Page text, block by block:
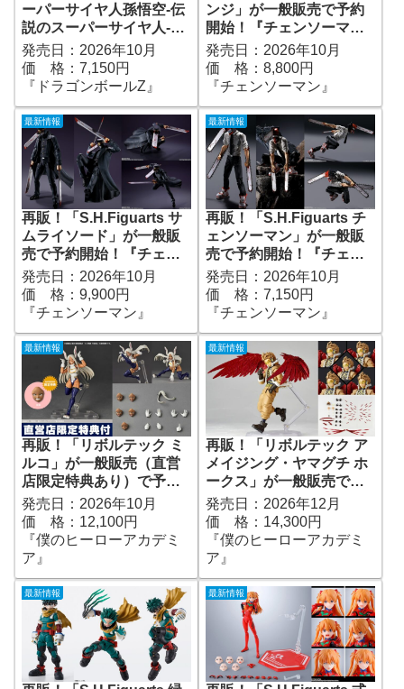
ーパーサイヤ人孫悟空-伝
説のスーパーサイヤ人-」
が一般販売で予約開始｜
定価7,150円、発売日
2026年3月予定『ドラゴ
発売日：2026年10月
価 格：7,150円
『ドラゴンボールZ』
ンジ」が一般販売で予約
開始！『チェンソーマ
ン』｜定価8,800円｜発売
日2026年10月予定
発売日：2026年10月
価 格：8,800円
『チェンソーマン』
最新情報
再販！「S.H.Figuarts サ
ムライソード」が一般販
売で予約開始！『チェン
ソーマン』｜定価9,900円
｜発売日2026年10月予定
発売日：2026年10月
価 格：9,900円
『チェンソーマン』
最新情報
再販！「S.H.Figuarts チ
ェンソーマン」が一般販
売で予約開始！『チェン
ソーマン』｜定価7,150円
｜発売日2026年10月予定
発売日：2026年10月
価 格：7,150円
『チェンソーマン』
最新情報
再販！「リボルテック ミ
ルコ」が一般販売（直営
店限定特典あり）で予約
開始！『僕のヒーローア
カデミア』｜定価12,100
円｜発売日2026年10月予
定
発売日：2026年10月
価 格：12,100円
『僕のヒーローアカデミ
ア』
最新情報
再販！「リボルテック ア
メイジング・ヤマグチ ホ
ークス」が一般販売で予
約開始！『僕のヒーロー
アカデミア』｜定価
14,300円｜発売日2026年
12月予定
発売日：2026年12月
価 格：14,300円
『僕のヒーローアカデミ
ア』
最新情報 最新情報